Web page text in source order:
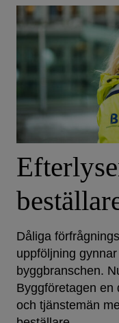
Dåliga
uppföljning
byggbranschen.
Byggföretagen en
och tjänstemän